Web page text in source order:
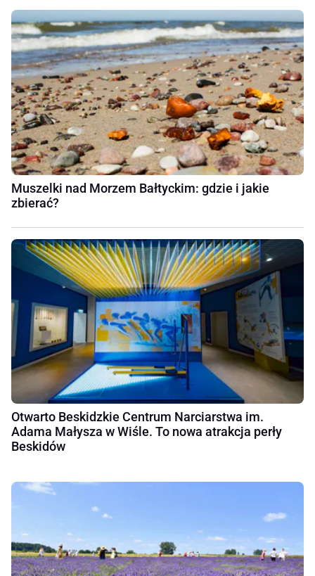
Muszelki nad Morzem Bałtyckim: gdzie i jakie
zbierać?
Otwarto Beskidzkie Centrum Narciarstwa im.
Adama Małysza w Wiśle. To nowa atrakcja perły
Beskidów